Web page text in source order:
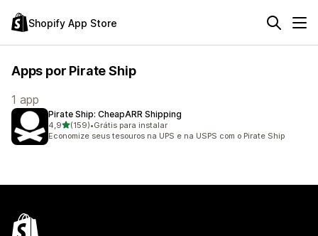
Shopify App Store
Apps por Pirate Ship
1 app
Pirate Ship: CheapARR Shipping
4,9de 5 estrelas
(159)
159 avaliações ao todo
•Grátis para instalar
Economize seus tesouros na UPS e na USPS com o Pirate Ship